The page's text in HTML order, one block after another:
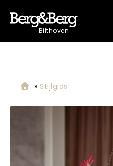
Bilthoven
» Stijlgids